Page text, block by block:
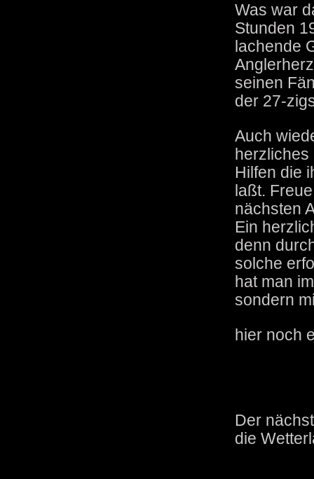
Was war
Stunden
lachende
seinen
der 27-
Auch
herzliches
Hilfen die
laßt.
nächsten
Ein
denn
solche
hat man
sondern
hier noch
Der
die